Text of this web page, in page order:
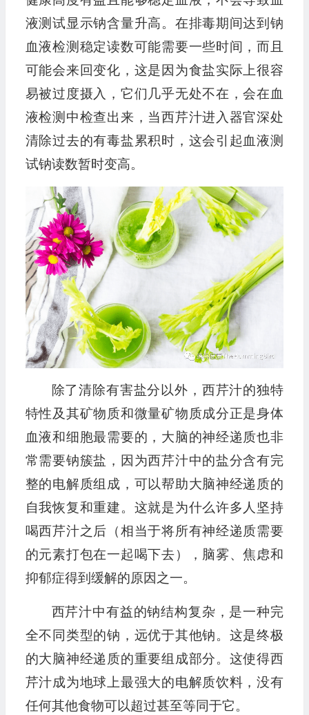
液测试显示钠含量升高。在排毒期间达到钠
血液检测稳定读数可能需要一些时间，而且
可能会来回变化，这是因为食盐实际上很容
易被过度摄入，它们几乎无处不在，会在血
液检测中检查出来，当西芹汁进入器官深处
清除过去的有毒盐累积时，这会引起血液测
试钠读数暂时变高。
除了清除有害盐分以外，西芹汁的独特
特性及其矿物质和微量矿物质成分正是身体
血液和细胞最需要的，大脑的神经递质也非
常需要钠簇盐，因为西芹汁中的盐分含有完
整的电解质组成，可以帮助大脑神经递质的
自我恢复和重建。这就是为什么许多人坚持
喝西芹汁之后（相当于将所有神经递质需要
的元素打包在一起喝下去），脑雾、焦虑和
抑郁症得到缓解的原因之一。
西芹汁中有益的钠结构复杂，是一种完
全不同类型的钠，远优于其他钠。这是终极
的大脑神经递质的重要组成部分。这使得西
芹汁成为地球上最强大的电解质饮料，没有
任何其他食物可以超过甚至等同于它。